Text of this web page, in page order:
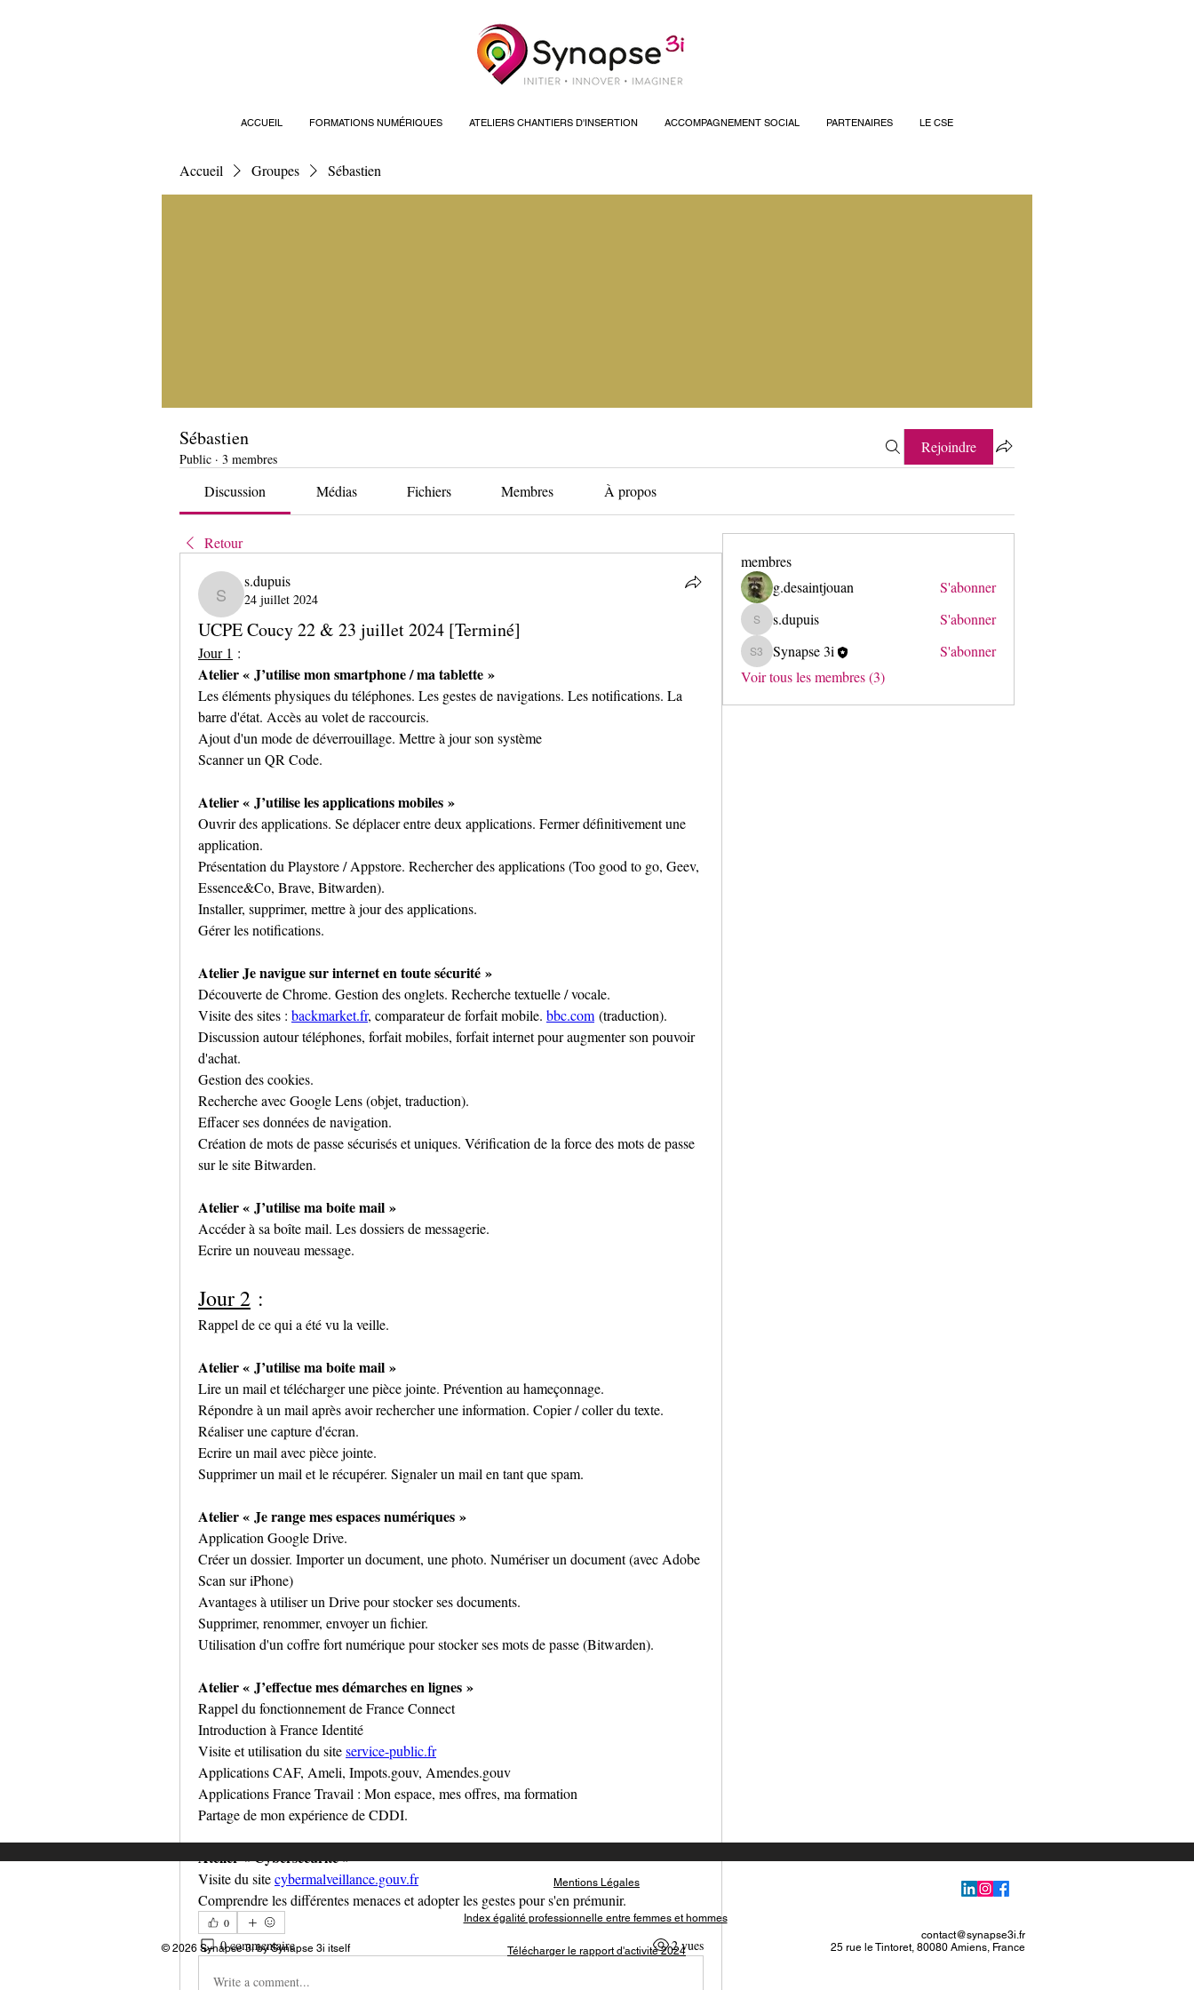
ACCUEIL FORMATIONS NUMÉRIQUES ATELIERS CHANTIERS D'INSERTION ACCOMPAGNEMENT SOCIAL PARTENAIRES LE CSE
Accueil Groupes Sébastien
Sébastien
Public · 3 membres
Rejoindre
Discussion Médias Fichiers Membres À propos
Retour
s.dupuis
s.dupuis
24 juillet 2024
UCPE Coucy 22 & 23 juillet 2024 [Terminé]
Jour 1 :
Atelier « J’utilise mon smartphone / ma tablette »
Les éléments physiques du téléphones. Les gestes de navigations. Les notifications. La
barre d'état. Accès au volet de raccourcis.
Ajout d'un mode de déverrouillage. Mettre à jour son système
Scanner un QR Code.
Atelier « J’utilise les applications mobiles »
Ouvrir des applications. Se déplacer entre deux applications. Fermer définitivement une
application.
Présentation du Playstore / Appstore. Rechercher des applications (Too good to go, Geev,
Essence&Co, Brave, Bitwarden).
Installer, supprimer, mettre à jour des applications.
Gérer les notifications.
Atelier Je navigue sur internet en toute sécurité »
Découverte de Chrome. Gestion des onglets. Recherche textuelle / vocale.
Visite des sites : backmarket.fr, comparateur de forfait mobile. bbc.com (traduction).
Discussion autour téléphones, forfait mobiles, forfait internet pour augmenter son pouvoir
d'achat.
Gestion des cookies.
Recherche avec Google Lens (objet, traduction).
Effacer ses données de navigation.
Création de mots de passe sécurisés et uniques. Vérification de la force des mots de passe
sur le site Bitwarden.
Atelier « J’utilise ma boite mail »
Accéder à sa boîte mail. Les dossiers de messagerie.
Ecrire un nouveau message.
Jour 2 :
Rappel de ce qui a été vu la veille.
Atelier « J’utilise ma boite mail »
Lire un mail et télécharger une pièce jointe. Prévention au hameçonnage.
Répondre à un mail après avoir rechercher une information. Copier / coller du texte.
Réaliser une capture d'écran.
Ecrire un mail avec pièce jointe.
Supprimer un mail et le récupérer. Signaler un mail en tant que spam.
Atelier « Je range mes espaces numériques »
Application Google Drive.
Créer un dossier. Importer un document, une photo. Numériser un document (avec Adobe
Scan sur iPhone)
Avantages à utiliser un Drive pour stocker ses documents.
Supprimer, renommer, envoyer un fichier.
Utilisation d'un coffre fort numérique pour stocker ses mots de passe (Bitwarden).
Atelier « J’effectue mes démarches en lignes »
Rappel du fonctionnement de France Connect
Introduction à France Identité
Visite et utilisation du site service-public.fr
Applications CAF, Ameli, Impots.gouv, Amendes.gouv
Applications France Travail : Mon espace, mes offres, ma formation
Partage de mon expérience de CDDI.
Atelier « Cybersécurité »
Visite du site cybermalveillance.gouv.fr
Comprendre les différentes menaces et adopter les gestes pour s'en prémunir.
0
0 commentaire 2 vues
Write a comment...
membres
g.desaintjouan
S'abonner
s.dupuis
s.dupuis S'abonner
Synapse 3i
Synapse 3i
S'abonner
Voir tous les membres (3)
Mentions Légales
Index égalité professionnelle entre femmes et hommes
© 2026 Synapse 3i by Synapse 3i itself Télécharger le rapport d'activité 2024
contact@synapse3i.fr
25 rue le Tintoret, 80080 Amiens, France